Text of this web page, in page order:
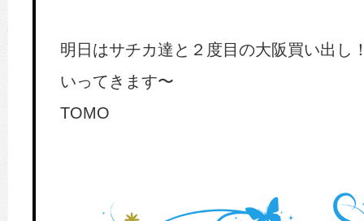
明日はサチカ達と２度目の大阪買い出し
いってきます〜
TOMO